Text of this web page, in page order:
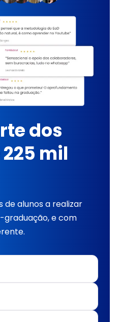
dos
mil
de alunos a realizar
graduação, e com